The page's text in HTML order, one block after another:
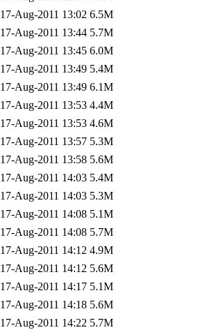
17-Aug-2011 13:02 6.5M
17-Aug-2011 13:44 5.7M
17-Aug-2011 13:45 6.0M
17-Aug-2011 13:49 5.4M
17-Aug-2011 13:49 6.1M
17-Aug-2011 13:53 4.4M
17-Aug-2011 13:53 4.6M
17-Aug-2011 13:57 5.3M
17-Aug-2011 13:58 5.6M
17-Aug-2011 14:03 5.4M
17-Aug-2011 14:03 5.3M
17-Aug-2011 14:08 5.1M
17-Aug-2011 14:08 5.7M
17-Aug-2011 14:12 4.9M
17-Aug-2011 14:12 5.6M
17-Aug-2011 14:17 5.1M
17-Aug-2011 14:18 5.6M
17-Aug-2011 14:22 5.7M